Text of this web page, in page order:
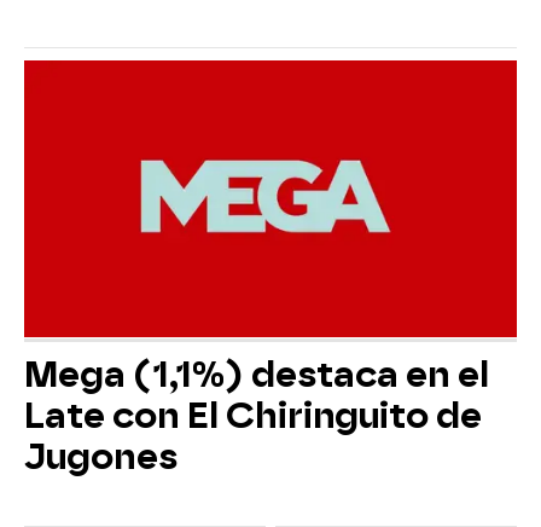
Mega (1,1%) destaca en el
Late con El Chiringuito de
Jugones